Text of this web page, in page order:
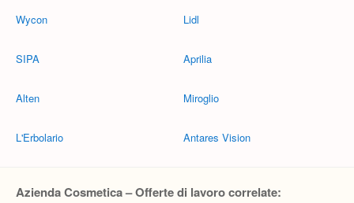
Wycon
SIPA
Alten
L'Erbolario
Lidl
Aprilia
Miroglio
Antares Vision
Azienda Cosmetica – Offerte di lavoro correlate: